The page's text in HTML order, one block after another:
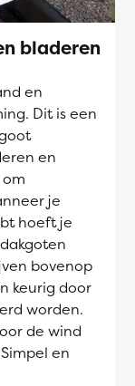
bladeren
en
Dit is een
en
je
hoeft je
bovenop
keurig door
worden.
de wind
en